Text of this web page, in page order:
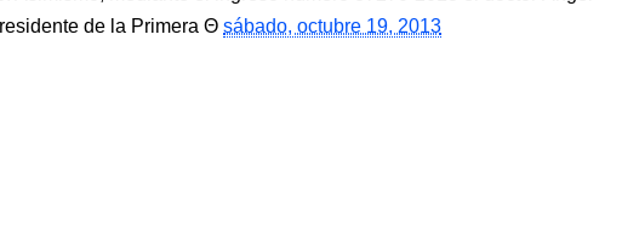
de la Primera
sábado, octubre 19, 2013